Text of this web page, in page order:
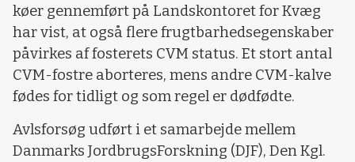
køer gennemført på Landskontoret for Kvæg
har vist, at også flere frugtbarhedsegenskaber
påvirkes af fosterets CVM status. Et stort antal
CVM-fostre aborteres, mens andre CVM-kalve
fødes for tidligt og som regel er dødfødte.
Avlsforsøg udført i et samarbejde mellem
Danmarks JordbrugsForskning (DJF), Den Kgl.